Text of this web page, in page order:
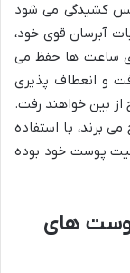
کشیدگی می شود
آبرسان قوی خود،
ساعت ها حفظ می
و انعطاف پذیری
از بین خواهند رفت.
برند، با استفاده
پوست خود بوده
های